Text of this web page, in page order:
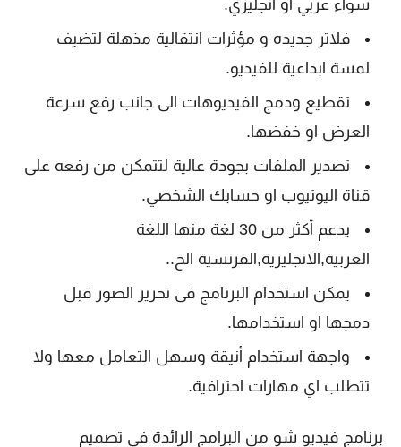
سواء عربي او انجليزي.
فلاتر جديده و مؤثرات انتقالية مذهلة لتضيف
لمسة ابداعية للفيديو.
تقطيع ودمج الفيديوهات الى جانب رفع سرعة
العرض او خفضها.
تصدير الملفات بجودة عالية لتتمكن من رفعه على
قناة اليوتيوب او حسابك الشخصي.
يدعم أكثر من 30 لغة منها اللغة
العربية,الانجليزية,الفرنسية الخ..
يمكن استخدام البرنامج فى تحرير الصور قبل
دمجها او استخدامها.
واجهة استخدام أنيقة وسهل التعامل معها ولا
تتطلب اي مهارات احترافية.
برنامج فيديو شو من البرامج الرائدة فى تصميم